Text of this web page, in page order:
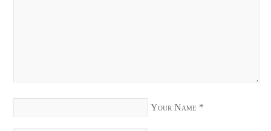
Your Name *